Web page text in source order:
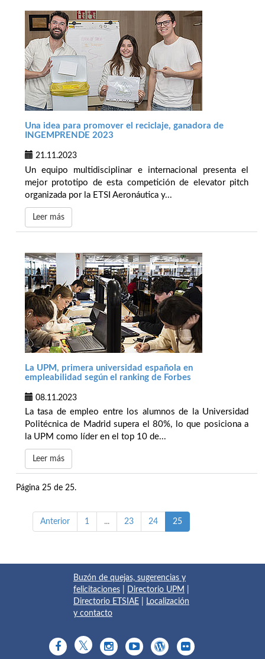
Una idea para promover el reciclaje, ganadora de
INGEMPRENDE 2023
21.11.2023
Un equipo multidisciplinar e internacional presenta el
mejor prototipo de esta competición de elevator pitch
organizada por la ETSI Aeronáutica y...
Leer más
La UPM, primera universidad española en
empleabilidad según el ranking de Forbes
08.11.2023
La tasa de empleo entre los alumnos de la Universidad
Politécnica de Madrid supera el 80%, lo que posiciona a
la UPM como líder en el top 10 de...
Leer más
Página 25 de 25.
Anterior 1 ... 23 24 25
Buzón de quejas, sugerencias y
felicitaciones
Directorio UPM
Directorio ETSIAE
Localización
y contacto